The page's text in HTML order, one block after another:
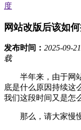
度
网站改版后该如
发布时间： 2025-09-
载
半年来，由于网站
底是什么原因持续这
我们这段时间又是怎
那么，请大家慢慢